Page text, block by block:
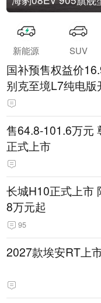
新能源 SUV
国补预售权益价
别克至境L7纯电版
售64.8-101.6万元
正式上市
长城H10正式上市
8万元起
95
2027款埃安RT上